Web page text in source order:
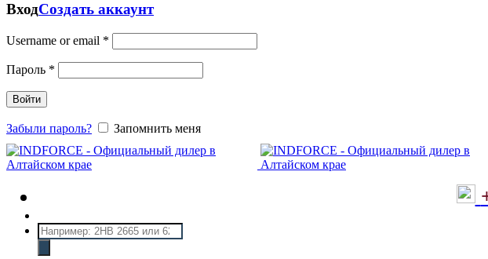
ВходСоздать аккаунт
Username or email *
Пароль *
Войти
Забыли пароль? Запомнить меня
Поиск
товаров